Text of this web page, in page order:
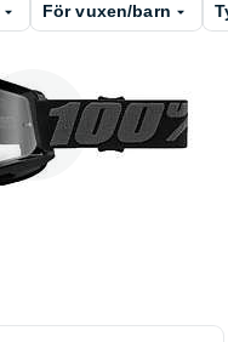
För vuxen/barn